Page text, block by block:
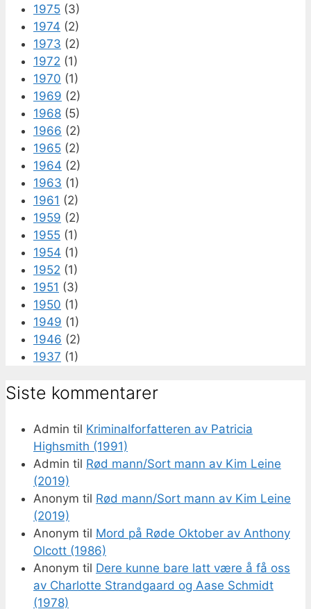
1975 (3)
1974 (2)
1973 (2)
1972 (1)
1970 (1)
1969 (2)
1968 (5)
1966 (2)
1965 (2)
1964 (2)
1963 (1)
1961 (2)
1959 (2)
1955 (1)
1954 (1)
1952 (1)
1951 (3)
1950 (1)
1949 (1)
1946 (2)
1937 (1)
Siste kommentarer
Admin til Kriminalforfatteren av Patricia
Highsmith (1991)
Admin til Rød mann/Sort mann av Kim Leine
(2019)
Anonym til Rød mann/Sort mann av Kim Leine
(2019)
Anonym til Mord på Røde Oktober av Anthony
Olcott (1986)
Anonym til Dere kunne bare latt være å få oss
av Charlotte Strandgaard og Aase Schmidt
(1978)